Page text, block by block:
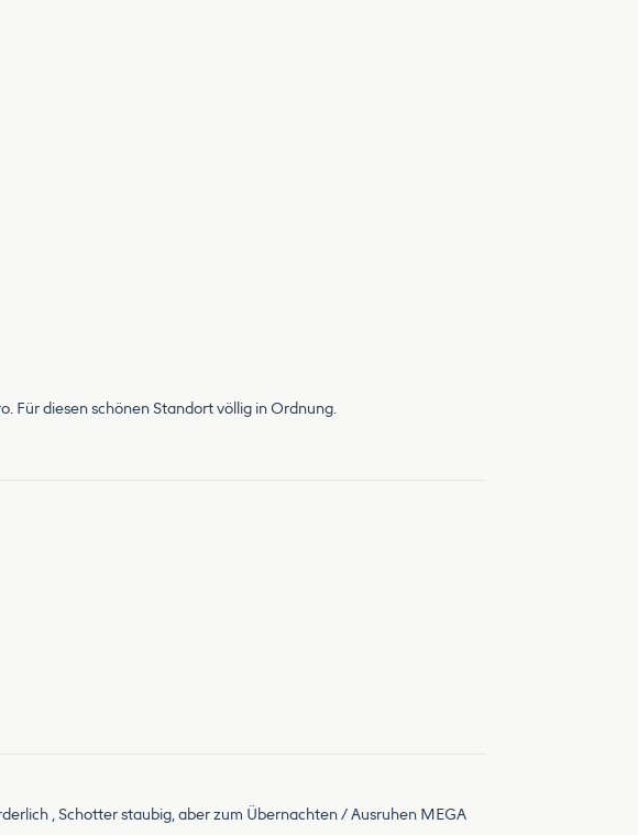
Für diesen schönen Standort völlig in Ordnung.
, Schotter staubig, aber zum Übernachten / Ausruhen MEGA